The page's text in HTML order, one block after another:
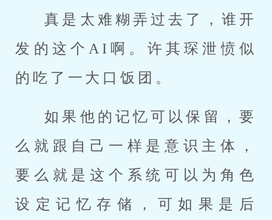
真是太难糊弄过去了，谁开
发的这个AI啊。许其琛泄愤似
的吃了一大口饭团。
如果他的记忆可以保留，要
么就跟自己一样是意识主体，
要么就是这个系统可以为角色
设定记忆存储，可如果是后